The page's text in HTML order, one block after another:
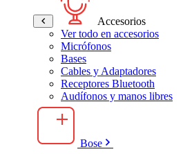
Accesorios
Ver todo en accesorios
Micrófonos
Bases
Cables y Adaptadores
Receptores Bluetooth
Audífonos y manos libres
Bose